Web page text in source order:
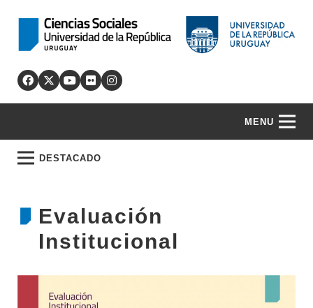
MENU
DESTACADO
Evaluación
Institucional